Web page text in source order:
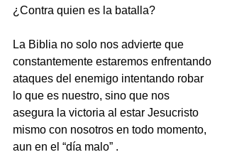
¿Contra quien es la batalla?
La Biblia no solo nos advierte que
constantemente estaremos enfrentando
ataques del enemigo intentando robar
lo que es nuestro, sino que nos
asegura la victoria al estar Jesucristo
mismo con nosotros en todo momento,
aun en el “día malo” .